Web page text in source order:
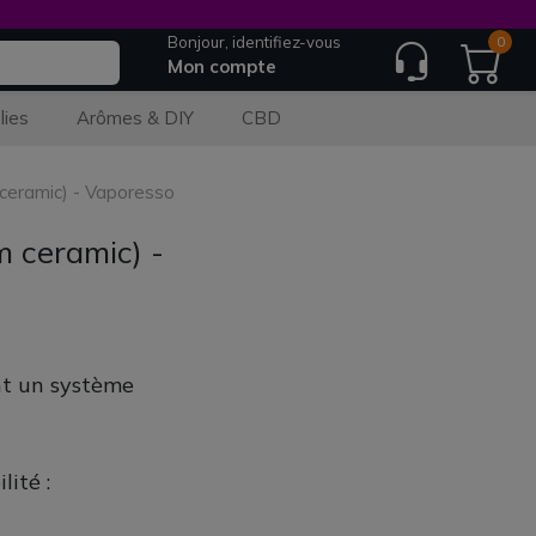
Bonjour, identifiez-vous
Mon compte
0
Arômes & DIY CBD
- Vaporesso
ceramic) -
un système
: